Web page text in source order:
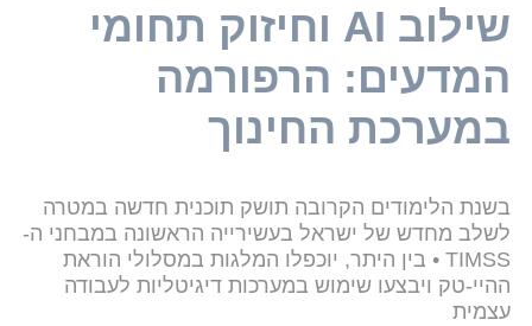
שילוב AI וחיזוק תחומי
המדעים: הרפורמה
במערכת החינוך
בשנת הלימודים הקרובה תושק תוכנית חדשה במטרה
לשלב מחדש של ישראל בעשירייה הראשונה במבחני ה-
TIMSS • בין היתר, יוכפלו המלגות במסלולי הוראת
ההיי-טק ויבצעו שימוש במערכות דיגיטליות לעבודה
עצמית